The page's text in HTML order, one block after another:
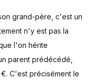
grand-père, c'est un
n'y est pas la
l'on hérite
parent prédécédé,
C'est précisément le